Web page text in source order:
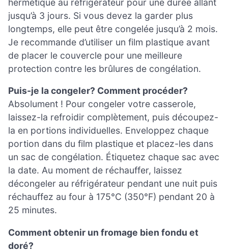
hermétique au réfrigérateur pour une durée allant
jusqu’à 3 jours. Si vous devez la garder plus
longtemps, elle peut être congelée jusqu’à 2 mois.
Je recommande d’utiliser un film plastique avant
de placer le couvercle pour une meilleure
protection contre les brûlures de congélation.
Puis-je la congeler? Comment procéder?
Absolument ! Pour congeler votre casserole,
laissez-la refroidir complètement, puis découpez-
la en portions individuelles. Enveloppez chaque
portion dans du film plastique et placez-les dans
un sac de congélation. Étiquetez chaque sac avec
la date. Au moment de réchauffer, laissez
décongeler au réfrigérateur pendant une nuit puis
réchauffez au four à 175°C (350°F) pendant 20 à
25 minutes.
Comment obtenir un fromage bien fondu et
doré?